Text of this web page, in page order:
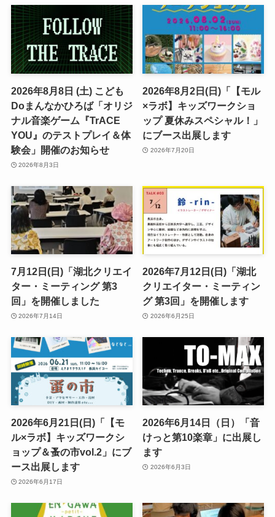
2026年8月8日 (土) こども
Doまんなかひろば「オリジ
ナル音楽ゲーム『TrACE
YOU』のテストプレイ＆体
験会」開催のお知らせ
2026年8月3日
2026年8月2日(日)「【モル
×ラボ】キッズワークショ
ップ 夏休みスペシャル！」
にブース出展します
2026年7月20日
7月12日(日)「湖北クリエイ
ター・ミーティング 第3
回」を開催しました
2026年7月14日
2026年7月12日(日)「湖北
クリエイター・ミーティン
グ 第3回」を開催します
2026年6月25日
2026年6月21日(日)「【モ
ル×ラボ】キッズワークシ
ョップ＆蚤の市vol.2」にブ
ース出展します
2026年6月17日
2026年6月14日（日）「音
けっと第10楽章」に出展し
ます
2026年6月3日